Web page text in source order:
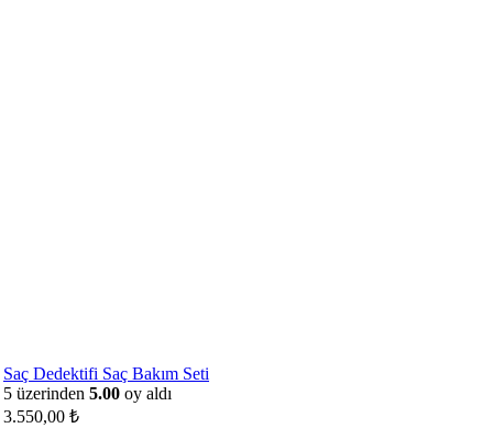
Saç Dedektifi Saç Bakım Seti
5 üzerinden 5.00 oy aldı
3.550,00 ₺